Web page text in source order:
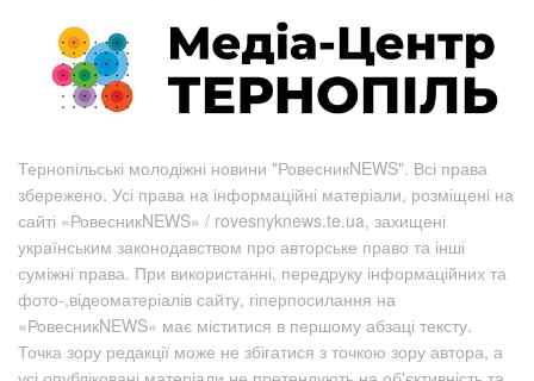
Тернопільські молодіжні новини "РовесникNEWS". Всі права
збережено. Усі права на інформаційні матеріали, розміщені на
сайті «РовесникNEWS» / rovesnyknews.te.ua, захищені
українським законодавством про авторське право та інші
суміжні права. При використанні, передруку інформаційних та
фото-,відеоматеріалів сайту, гіперпосилання на
«РовесникNEWS» має міститися в першому абзаці тексту.
Точка зору редакції може не збігатися з точкою зору автора, а